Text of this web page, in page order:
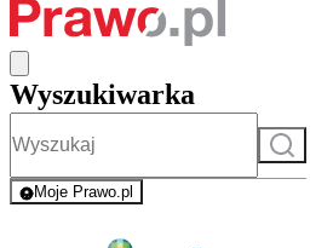
Wyszukiwarka
Szukaj
Moje Prawo.pl
- rejestracja i logowanie do serwisu